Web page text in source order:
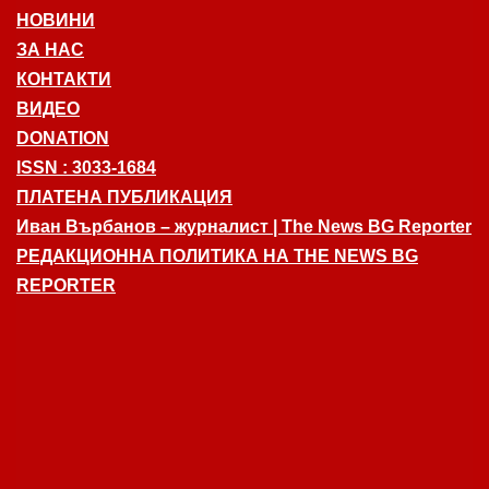
НОВИНИ
ЗА НАС
КОНТАКТИ
ВИДЕО
DONATION
ISSN : 3033-1684
ПЛАТЕНА ПУБЛИКАЦИЯ
Иван Върбанов – журналист | The News BG Reporter
РЕДАКЦИОННА ПОЛИТИКА НА THE NEWS BG
REPORTER